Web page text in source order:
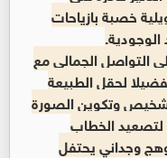
خصبة بازياحات
التواصل الجمالي مع
لحقل الطبيعة
وتكوين الصورة
لتصعيد الخطاب
وجداني يحتفل